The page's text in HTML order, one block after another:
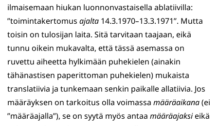
ilmaisemaan hiukan luonnonvastaisella ablatiivilla:
”toimintakertomus ajalta 14.3.1970–13.3.1971”. Mutta
toisin on tulosijan laita. Sitä tarvitaan taajaan, eikä
tunnu oikein mukavalta, että tässä asemassa on
ruvettu aiheetta hylkimään puhekielen (ainakin
tähänastisen paperittoman puhekielen) mukaista
translatiivia ja tunkemaan senkin paikalle allatiivia. Jos
määräyksen on tarkoitus olla voimassa määräaikana(ei
”määräajalla”), se on syytä myös antaa määräajaksieikä